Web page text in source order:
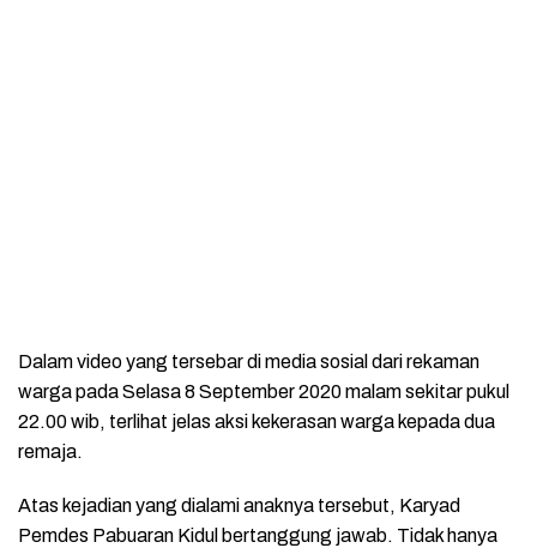
Dalam video yang tersebar di media sosial dari rekaman
warga pada Selasa 8 September 2020 malam sekitar pukul
22.00 wib, terlihat jelas aksi kekerasan warga kepada dua
remaja.
Atas kejadian yang dialami anaknya tersebut, Karyad
Pemdes Pabuaran Kidul bertanggung jawab. Tidak hanya